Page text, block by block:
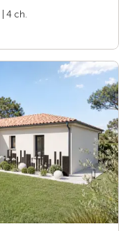
| 4 ch.